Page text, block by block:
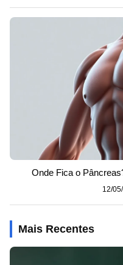
Onde Fica o
12/
Mais Recentes